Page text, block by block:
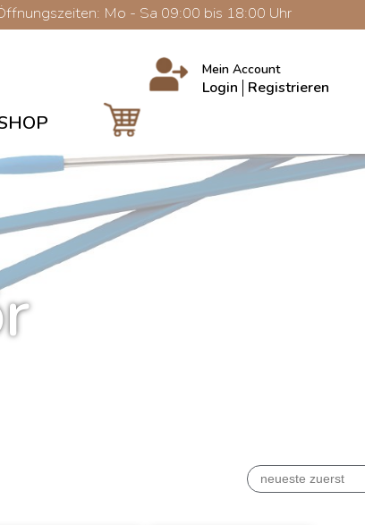
Mo - Sa 09:00 bis 18:00 Uhr
Mein Account
Login Registrieren